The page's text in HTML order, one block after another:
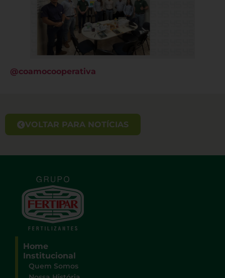
@coamocooperativa
VOLTAR PARA NOTÍCIAS
Home
Institucional
Quem Somos